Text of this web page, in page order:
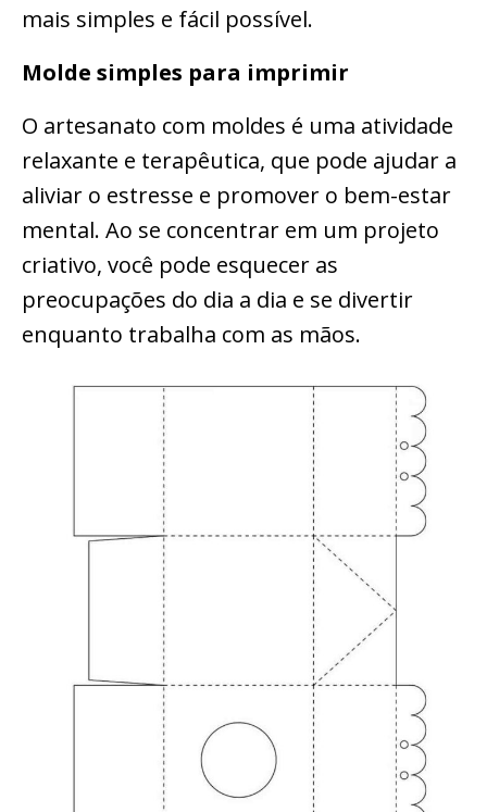
mais simples e fácil possível.
Molde simples para imprimir
O artesanato com moldes é uma atividade
relaxante e terapêutica, que pode ajudar a
aliviar o estresse e promover o bem-estar
mental. Ao se concentrar em um projeto
criativo, você pode esquecer as
preocupações do dia a dia e se divertir
enquanto trabalha com as mãos.